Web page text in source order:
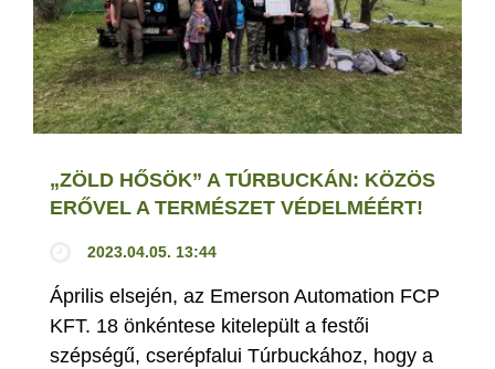
„ZÖLD HŐSÖK” A TÚRBUCKÁN: KÖZÖS
ERŐVEL A TERMÉSZET VÉDELMÉÉRT!
2023.04.05. 13:44
Április elsején, az Emerson Automation FCP
KFT. 18 önkéntese kitelepült a festői
szépségű, cserépfalui Túrbuckához, hogy a